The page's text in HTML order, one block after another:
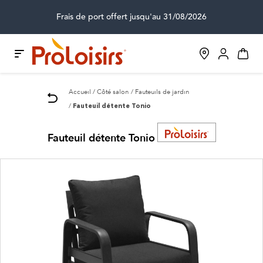
Frais de port offert jusqu'au 31/08/2026
Accueil Côté salon Fauteuils de jardin
Fauteuil détente Tonio
Fauteuil détente Tonio